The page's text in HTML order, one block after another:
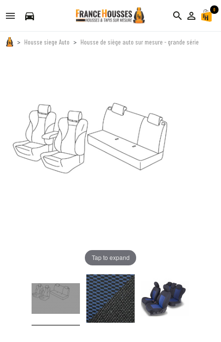
directions_car search person_outline
0
Housse siege Auto Housse de siège auto sur mesure - grande série
Tap to expand